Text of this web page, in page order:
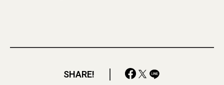
SHARE!